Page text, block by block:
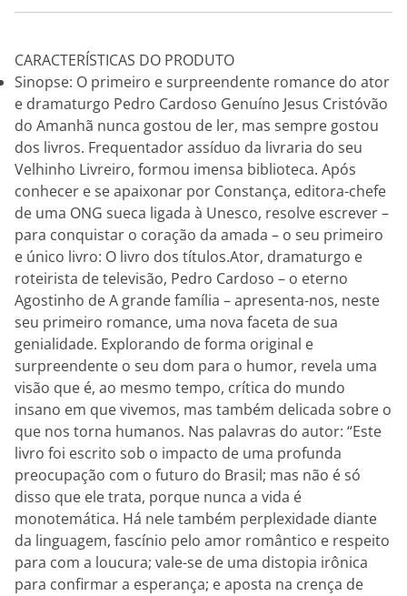
CARACTERÍSTICAS DO PRODUTO
Sinopse: O primeiro e surpreendente romance do ator
e dramaturgo Pedro Cardoso Genuíno Jesus Cristóvão
do Amanhã nunca gostou de ler, mas sempre gostou
dos livros. Frequentador assíduo da livraria do seu
Velhinho Livreiro, formou imensa biblioteca. Após
conhecer e se apaixonar por Constança, editora-chefe
de uma ONG sueca ligada à Unesco, resolve escrever –
para conquistar o coração da amada – o seu primeiro
e único livro: O livro dos títulos.Ator, dramaturgo e
roteirista de televisão, Pedro Cardoso – o eterno
Agostinho de A grande família – apresenta-nos, neste
seu primeiro romance, uma nova faceta de sua
genialidade. Explorando de forma original e
surpreendente o seu dom para o humor, revela uma
visão que é, ao mesmo tempo, crítica do mundo
insano em que vivemos, mas também delicada sobre o
que nos torna humanos. Nas palavras do autor: “Este
livro foi escrito sob o impacto de uma profunda
preocupação com o futuro do Brasil; mas não é só
disso que ele trata, porque nunca a vida é
monotemática. Há nele também perplexidade diante
da linguagem, fascínio pelo amor romântico e respeito
para com a loucura; vale-se de uma distopia irônica
para confirmar a esperança; e aposta na crença de